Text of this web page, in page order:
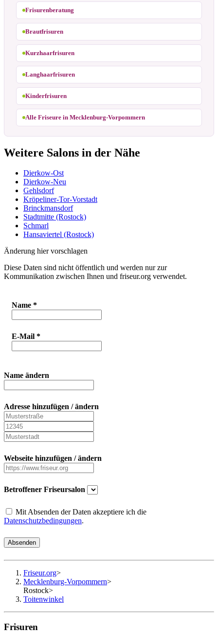
Frisurenberatung
Brautfrisuren
Kurzhaarfrisuren
Langhaarfrisuren
Kinderfrisuren
Alle Friseure in Mecklenburg-Vorpommern
Weitere Salons in der Nähe
Dierkow-Ost
Dierkow-Neu
Gehlsdorf
Kröpeliner-Tor-Vorstadt
Brinckmansdorf
Stadtmitte (Rostock)
Schmarl
Hansaviertel (Rostock)
Änderung hier vorschlagen
Diese Daten sind nicht öffentlich und werden nur zur
Kommunikation zwischen Ihnen und friseur.org verwendet.
Name *
E-Mail *
Name ändern
Adresse hinzufügen / ändern
Webseite hinzufügen / ändern
Betroffener Friseursalon
Mit Absenden der Daten akzeptiere ich die
Datenschutzbedingungen.
Absenden
Friseur.org>
Mecklenburg-Vorpommern>
Rostock>
Toitenwinkel
Frisuren